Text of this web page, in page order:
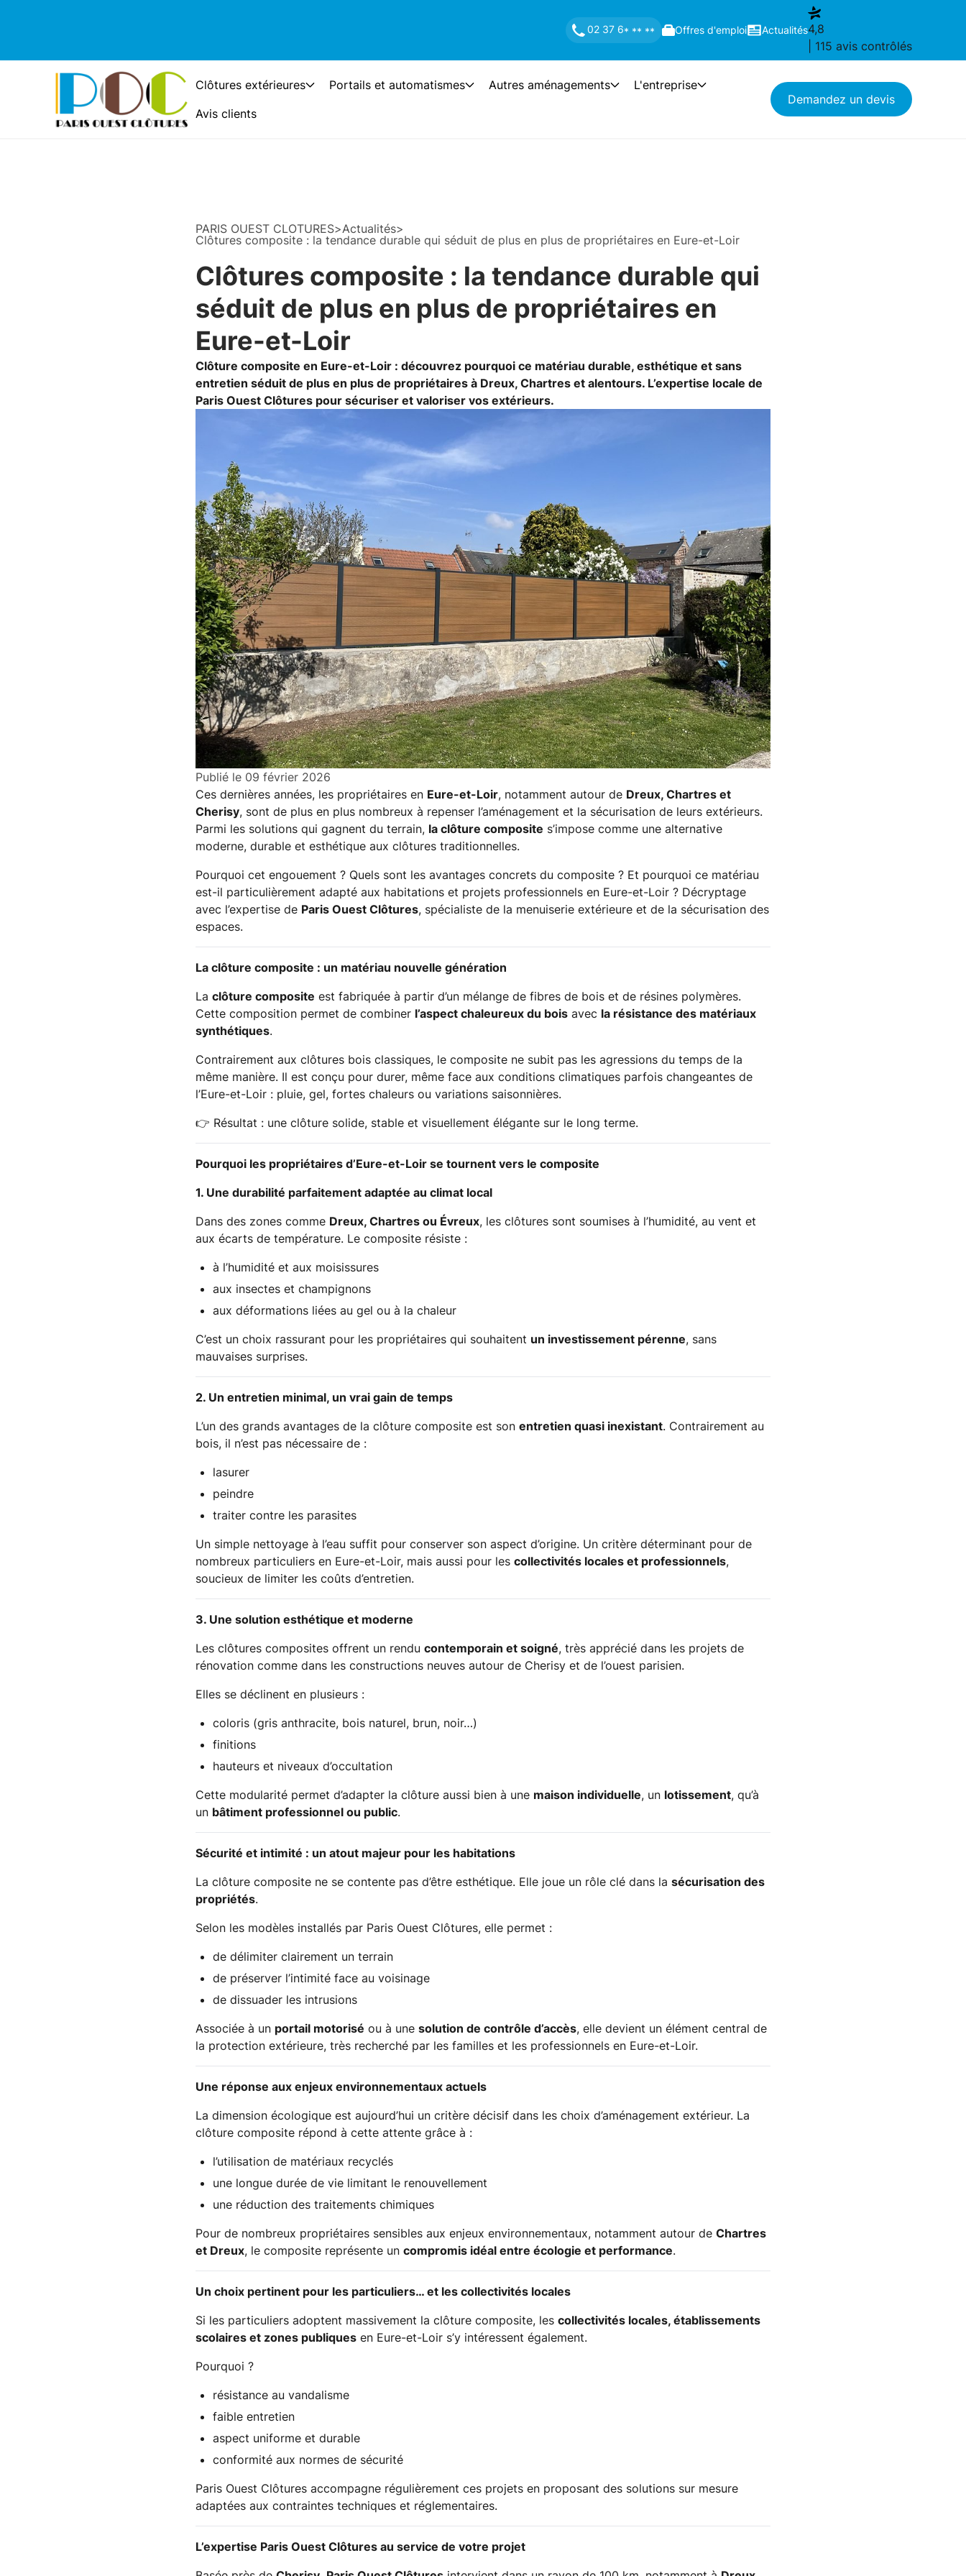
02 37 6* ** ** Offres d'emploi Actualités4,8
| 115 avis contrôlés
Clôtures extérieures Portails et automatismes Autres aménagements
L'entreprise
Avis clients
Demandez un devis
PARIS OUEST CLOTURES>Actualités>
Clôtures composite : la tendance durable qui séduit de plus en plus de propriétaires en Eure-et-Loir
Clôtures composite : la tendance durable qui
séduit de plus en plus de propriétaires en
Eure-et-Loir
Clôture composite en Eure-et-Loir : découvrez pourquoi ce matériau durable, esthétique et sans
entretien séduit de plus en plus de propriétaires à Dreux, Chartres et alentours. L’expertise locale de
Paris Ouest Clôtures pour sécuriser et valoriser vos extérieurs.
Publié le 09 février 2026
Ces dernières années, les propriétaires en Eure-et-Loir, notamment autour de Dreux, Chartres et
Cherisy, sont de plus en plus nombreux à repenser l’aménagement et la sécurisation de leurs extérieurs.
Parmi les solutions qui gagnent du terrain, la clôture composite s’impose comme une alternative
moderne, durable et esthétique aux clôtures traditionnelles.
Pourquoi cet engouement ? Quels sont les avantages concrets du composite ? Et pourquoi ce matériau
est-il particulièrement adapté aux habitations et projets professionnels en Eure-et-Loir ? Décryptage
avec l’expertise de Paris Ouest Clôtures, spécialiste de la menuiserie extérieure et de la sécurisation des
espaces.
La clôture composite : un matériau nouvelle génération
La clôture composite est fabriquée à partir d’un mélange de fibres de bois et de résines polymères.
Cette composition permet de combiner l’aspect chaleureux du bois avec la résistance des matériaux
synthétiques.
Contrairement aux clôtures bois classiques, le composite ne subit pas les agressions du temps de la
même manière. Il est conçu pour durer, même face aux conditions climatiques parfois changeantes de
l’Eure-et-Loir : pluie, gel, fortes chaleurs ou variations saisonnières.
👉 Résultat : une clôture solide, stable et visuellement élégante sur le long terme.
Pourquoi les propriétaires d’Eure-et-Loir se tournent vers le composite
1. Une durabilité parfaitement adaptée au climat local
Dans des zones comme Dreux, Chartres ou Évreux, les clôtures sont soumises à l’humidité, au vent et
aux écarts de température. Le composite résiste :
à l’humidité et aux moisissures
aux insectes et champignons
aux déformations liées au gel ou à la chaleur
C’est un choix rassurant pour les propriétaires qui souhaitent un investissement pérenne, sans
mauvaises surprises.
2. Un entretien minimal, un vrai gain de temps
L’un des grands avantages de la clôture composite est son entretien quasi inexistant. Contrairement au
bois, il n’est pas nécessaire de :
lasurer
peindre
traiter contre les parasites
Un simple nettoyage à l’eau suffit pour conserver son aspect d’origine. Un critère déterminant pour de
nombreux particuliers en Eure-et-Loir, mais aussi pour les collectivités locales et professionnels,
soucieux de limiter les coûts d’entretien.
3. Une solution esthétique et moderne
Les clôtures composites offrent un rendu contemporain et soigné, très apprécié dans les projets de
rénovation comme dans les constructions neuves autour de Cherisy et de l’ouest parisien.
Elles se déclinent en plusieurs :
coloris (gris anthracite, bois naturel, brun, noir…)
finitions
hauteurs et niveaux d’occultation
Cette modularité permet d’adapter la clôture aussi bien à une maison individuelle, un lotissement, qu’à
un bâtiment professionnel ou public.
Sécurité et intimité : un atout majeur pour les habitations
La clôture composite ne se contente pas d’être esthétique. Elle joue un rôle clé dans la sécurisation des
propriétés.
Selon les modèles installés par Paris Ouest Clôtures, elle permet :
de délimiter clairement un terrain
de préserver l’intimité face au voisinage
de dissuader les intrusions
Associée à un portail motorisé ou à une solution de contrôle d’accès, elle devient un élément central de
la protection extérieure, très recherché par les familles et les professionnels en Eure-et-Loir.
Une réponse aux enjeux environnementaux actuels
La dimension écologique est aujourd’hui un critère décisif dans les choix d’aménagement extérieur. La
clôture composite répond à cette attente grâce à :
l’utilisation de matériaux recyclés
une longue durée de vie limitant le renouvellement
une réduction des traitements chimiques
Pour de nombreux propriétaires sensibles aux enjeux environnementaux, notamment autour de Chartres
et Dreux, le composite représente un compromis idéal entre écologie et performance.
Un choix pertinent pour les particuliers… et les collectivités locales
Si les particuliers adoptent massivement la clôture composite, les collectivités locales, établissements
scolaires et zones publiques en Eure-et-Loir s’y intéressent également.
Pourquoi ?
résistance au vandalisme
faible entretien
aspect uniforme et durable
conformité aux normes de sécurité
Paris Ouest Clôtures accompagne régulièrement ces projets en proposant des solutions sur mesure
adaptées aux contraintes techniques et réglementaires.
L’expertise Paris Ouest Clôtures au service de votre projet